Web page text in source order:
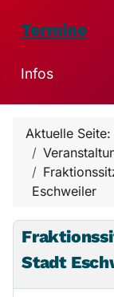
Termine
Infos
Aktuelle Seite:
Eschweiler
Stadt